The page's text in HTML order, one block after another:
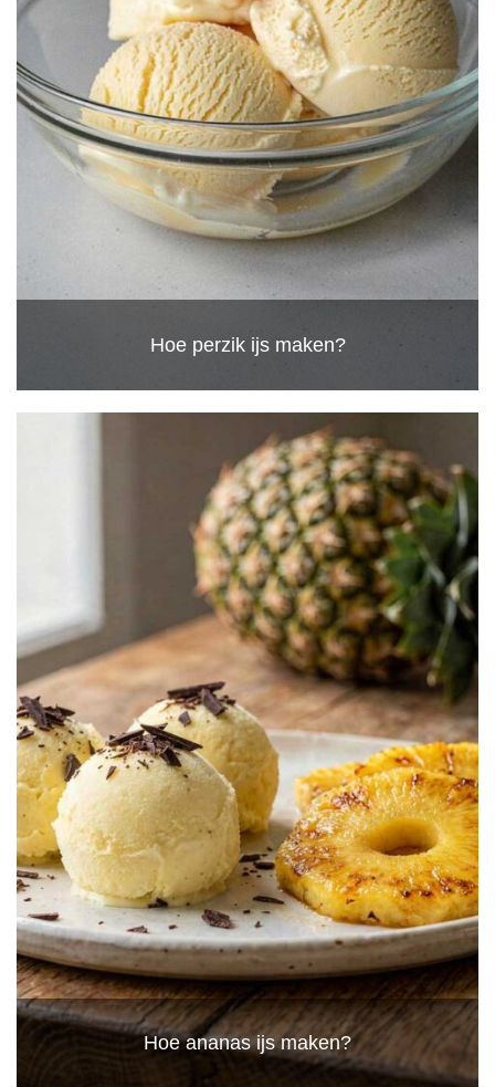
Hoe perzik ijs maken?
Hoe ananas ijs maken?